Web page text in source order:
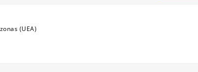
(UEA)